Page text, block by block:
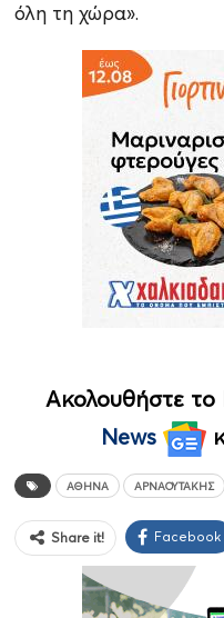
όλη τη χώρα».
Ακολουθήστε
News
ΑΘΉΝΑ ΑΡΝΑΟΥΤΆΚΗΣ
Share it! Facebook